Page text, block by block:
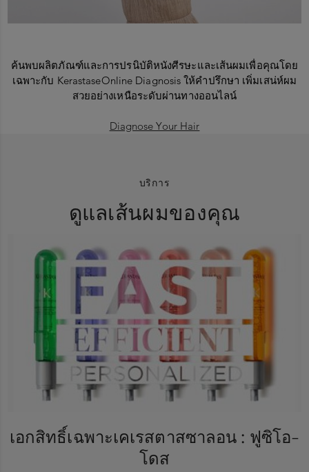
ค้นพบผลิตภัณฑ์และการปรนิบัติหนังศีรษะและเส้นผมเพื่อคุณโดย
เฉพาะกับ KerastaseOnline Diagnosisให้คำปรึกษา เพิ่มเสน่ห์ผม
สวยอย่างเหนือระดับผ่านทางออนไลน์
Diagnose Your Hair
บริการ
ดูแลเส้นผมของคุณ
เอกสิทธิ์เฉพาะเคเรสตาสซาลอน : ฟูซิโอ-
โดส